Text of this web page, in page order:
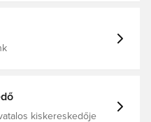
kiskereskedője